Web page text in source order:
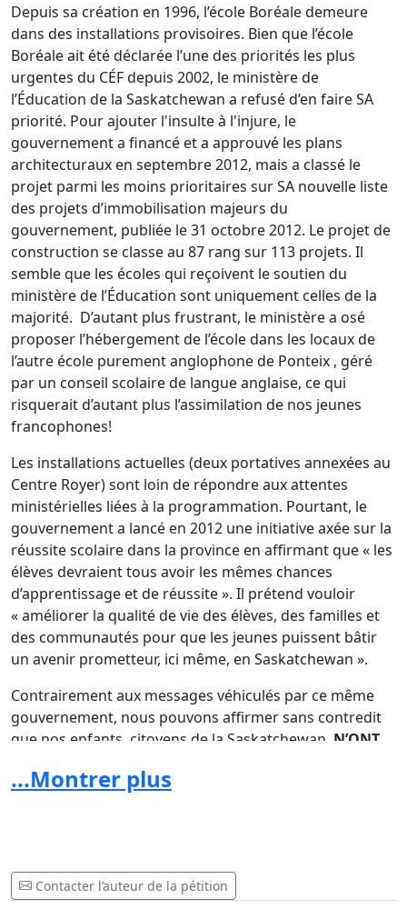
Depuis sa création en 1996, l’école Boréale demeure
dans des installations provisoires. Bien que l’école
Boréale ait été déclarée l’une des priorités les plus
urgentes du CÉF depuis 2002, le ministère de
l’Éducation de la Saskatchewan a refusé d’en faire SA
priorité. Pour ajouter l'insulte à l'injure, le
gouvernement a financé et a approuvé les plans
architecturaux en septembre 2012, mais a classé le
projet parmi les moins prioritaires sur SA nouvelle liste
des projets d’immobilisation majeurs du
gouvernement, publiée le 31 octobre 2012. Le projet de
construction se classe au 87 rang sur 113 projets. Il
semble que les écoles qui reçoivent le soutien du
ministère de l’Éducation sont uniquement celles de la
majorité. D’autant plus frustrant, le ministère a osé
proposer l’hébergement de l’école dans les locaux de
l’autre école purement anglophone de Ponteix , géré
par un conseil scolaire de langue anglaise, ce qui
risquerait d’autant plus l’assimilation de nos jeunes
francophones!
Les installations actuelles (deux portatives annexées au
Centre Royer) sont loin de répondre aux attentes
ministérielles liées à la programmation. Pourtant, le
gouvernement a lancé en 2012 une initiative axée sur la
réussite scolaire dans la province en affirmant que « les
élèves devraient tous avoir les mêmes chances
d’apprentissage et de réussite ». Il prétend vouloir
« améliorer la qualité de vie des élèves, des familles et
des communautés pour que les jeunes puissent bâtir
un avenir prometteur, ici même, en Saskatchewan ».
Contrairement aux messages véhiculés par ce même
gouvernement, nous pouvons affirmer sans contredit
que nos enfants, citoyens de la Saskatchewan, N’ONT
MAJORITÉ.Est-il acceptable en 2012 :
d’avoir deux portatives qui servent d’école, PAS
D’ÉDIFICE SCOLAIRE adapté aux besoins
...Montrer plus
Contacter l’auteur de la pétition